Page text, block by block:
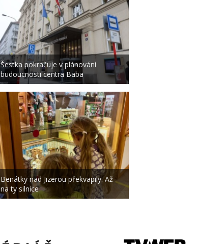
Šestka pokračuje v plánování
budoucnosti centra Baba
Benátky nad Jizerou překvapily. Až
na ty silnice